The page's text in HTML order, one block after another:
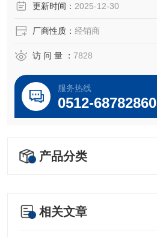
更新时间： 2025-12-30
厂商性质： 经销商
访 问 量 ： 7828
服务热线
0512-68782860
产品分类
相关文章